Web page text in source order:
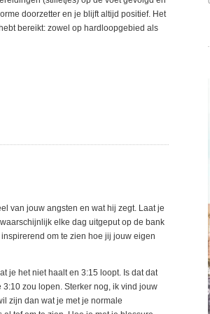
doorzetter en je blijft altijd positief. Het
bereikt: zowel op hardloopgebied als
van jouw angsten en wat hij zegt. Laat je
elke dag uitgeput op de bank
om te zien hoe jij jouw eigen
je het niet haalt en 3:15 loopt. Is dat dat
zou lopen. Sterker nog, ik vind jouw
zijn dan wat je met je normale